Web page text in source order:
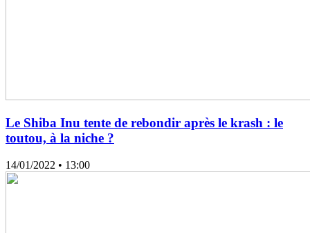
Le Shiba Inu tente de rebondir après le krash : le
toutou, à la niche ?
14/01/2022 • 13:00